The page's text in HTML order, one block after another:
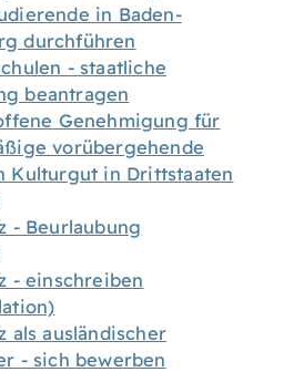
in Baden-
durchführen
- staatliche
beantragen
Genehmigung für
vorübergehende
Kulturgut in Drittstaaten
- Beurlaubung
- einschreiben
als ausländischer
- sich bewerben